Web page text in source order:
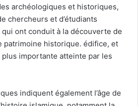
archéologiques et historiques,
chercheurs et d’étudiants
ont conduit à la découverte de
patrimoine historique. édifice, et
importante atteinte par les
indiquent également l’âge de